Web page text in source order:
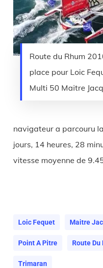
Route du Rhum
place pour Loic
Multi 50 Maitre
navigateur a parcouru
jours, 14 heures, 28
vitesse moyenne de
Loic Fequet Maitre
Point A Pitre Route Du
Trimaran